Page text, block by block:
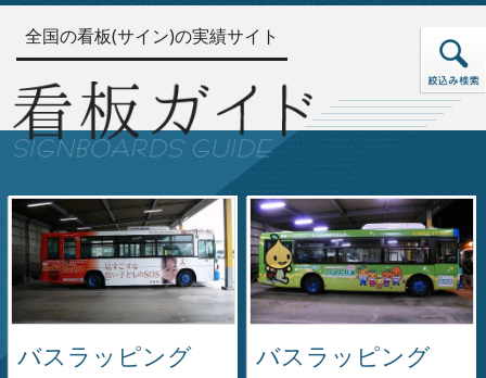
全国の看板(サイン)の実績サイト
バスラッピング バスラッピング